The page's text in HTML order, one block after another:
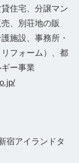
住宅、分譲マン
、別荘地の販
施設、事務所・
フォーム）、都
ー事業
宿アイランドタ